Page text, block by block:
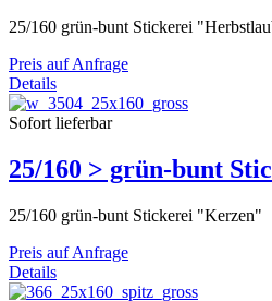
25/160 grün-bunt Stickerei
Preis auf Anfrage
Details
Sofort lieferbar
25/160 > grün-bunt
25/160 grün-bunt Stickerei "Kerzen"
Preis auf Anfrage
Details